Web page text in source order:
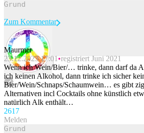
Beitrag melden
Zum Kommentar
Maurmer
23.12.2023 17:01 registriert Juni 2021
Wenn ich Wein/Bier/… trinke, dann darf da
ich keinen Alkohol, dann trinke ich sicher
Bier/Wein/Schnaps/Schaumwein… es gibt
Alternativen incl Cocktails ohne künstlich
natürlich Alk enthält…
2617
Melden